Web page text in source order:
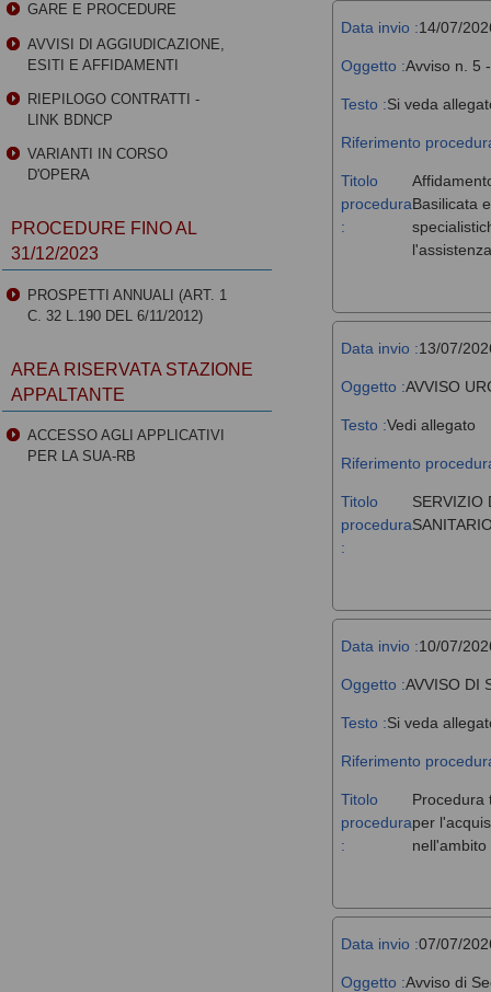
Data invio :14/07/
Oggetto :Avviso n. 5
Testo :Si veda
Riferimento
Titolo
procedura
:
Basilicata
Data invio :13/07/
Oggetto :AVVISO
Testo :Vedi allegato
Riferimento
Titolo
procedura
:
SERVIZIO
Data invio :10/07/
Oggetto :AVVISO DI
Testo :Si veda
Riferimento
Titolo
procedura
:
Procedura
per
Data invio :07/07/
Oggetto :Avviso di
GARE E PROCEDURE
AVVISI DI AGGIUDICAZIONE,
ESITI E AFFIDAMENTI
RIEPILOGO CONTRATTI -
LINK BDNCP
VARIANTI IN CORSO
D'OPERA
PROCEDURE FINO AL
31/12/2023
PROSPETTI ANNUALI (ART. 1
C. 32 L.190 DEL 6/11/2012)
AREA RISERVATA STAZIONE
APPALTANTE
ACCESSO AGLI APPLICATIVI
PER LA SUA-RB